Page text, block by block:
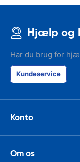
Hjælp og
Har du brug for
Kundeservice
Konto
Om os